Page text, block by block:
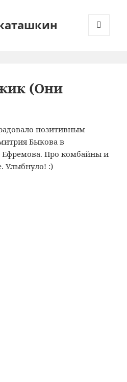
(Они
позитивным
Быкова в
Про комбайны и
Улыбнуло! :)